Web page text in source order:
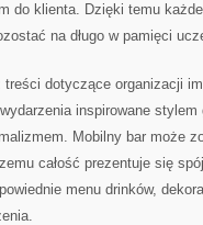
do klienta. Dzięki temu
na długo w pamięci
treści dotyczące organizacji
inspirowane stylem
Mobilny bar może
całość prezentuje się
menu drinków,